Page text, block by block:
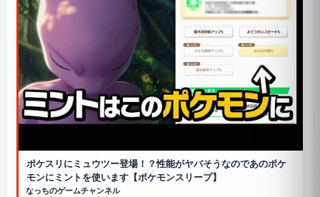
ポケスリにミュウツー登場！？性能がヤバそうなのであのポケ
モンにミントを使います【ポケモンスリープ】
なっちのゲームチャンネル